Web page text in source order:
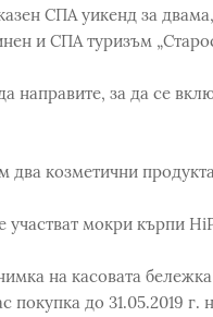
СПА уикенд за
и СПА туризъм
направите, за да се
козметични
мокри кърпи
на касовата бележка
покупка до 31.05.2019 г.